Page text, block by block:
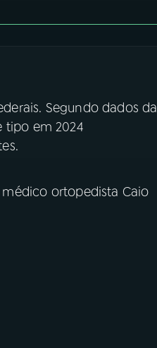
Segundo dados da
tipo em 2024
ortopedista Caio